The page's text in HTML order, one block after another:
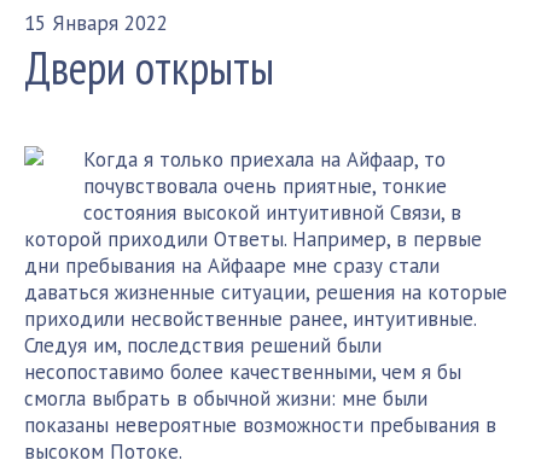
15 Января 2022
Двери открыты
Когда я только приехала на Айфаар, то
почувствовала очень приятные, тонкие
состояния высокой интуитивной Связи, в
которой приходили Ответы. Например, в первые
дни пребывания на Айфааре мне сразу стали
даваться жизненные ситуации, решения на которые
приходили несвойственные ранее, интуитивные.
Следуя им, последствия решений были
несопоставимо более качественными, чем я бы
смогла выбрать в обычной жизни: мне были
показаны невероятные возможности пребывания в
высоком Потоке.